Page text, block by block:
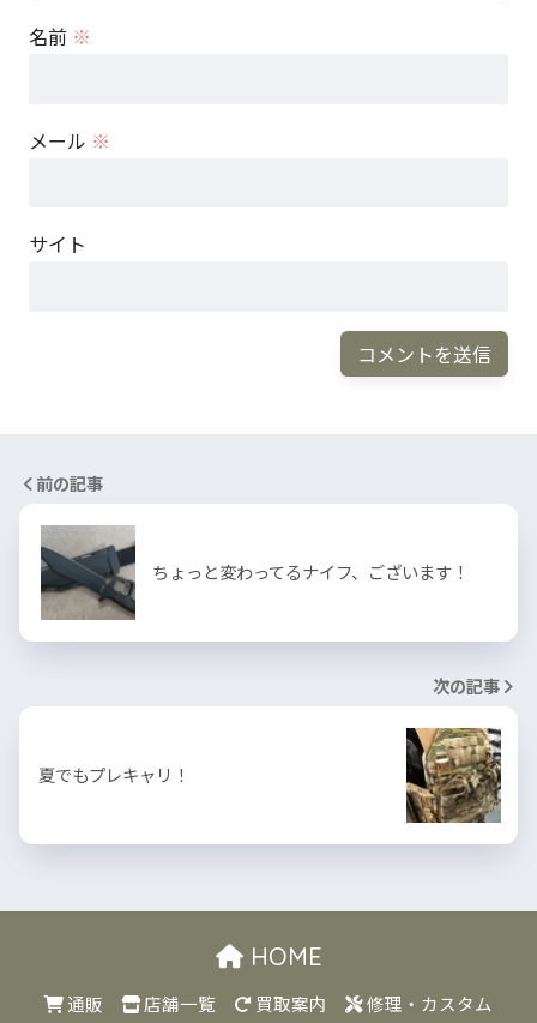
名前 ※
メール ※
サイト
前の記事
ちょっと変わってるナイフ、ございます！
次の記事
夏でもプレキャリ！
HOME
通販 店舗一覧 買取案内 修理・カスタム